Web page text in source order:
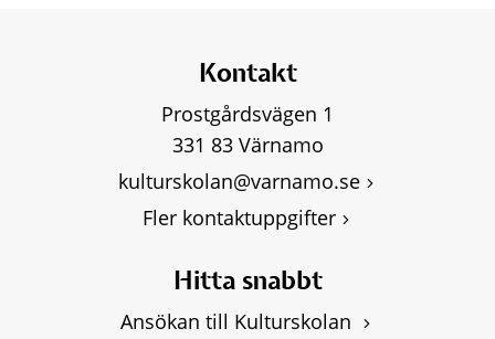
Kontakt
Prostgårdsvägen 1
331 83 Värnamo
kulturskolan@varnamo.se
Fler kontaktuppgifter
Hitta snabbt
Ansökan till Kulturskolan